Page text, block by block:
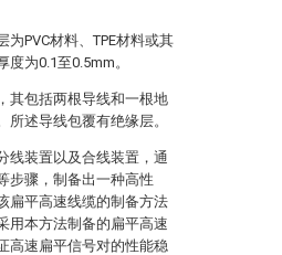
PVC材料、TPE材料或其
为0.1至0.5mm。
其包括两根导线和一根地
述导线包覆有绝缘层。
线装置以及合线装置，通
步骤，制备出一种高性
扁平高速线缆的制备方法
用本方法制备的扁平高速
高速扁平信号对的性能稳